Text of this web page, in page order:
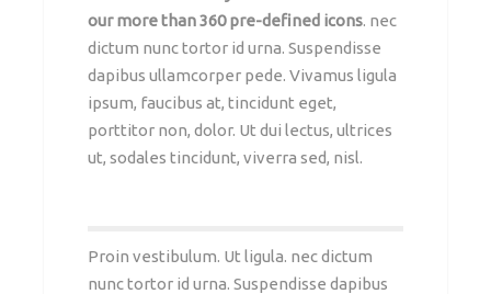
our more than 360 pre-defined icons. nec
dictum nunc tortor id urna. Suspendisse
dapibus ullamcorper pede. Vivamus ligula
ipsum, faucibus at, tincidunt eget,
porttitor non, dolor. Ut dui lectus, ultrices
ut, sodales tincidunt, viverra sed, nisl.
Proin vestibulum. Ut ligula. nec dictum
nunc tortor id urna. Suspendisse dapibus